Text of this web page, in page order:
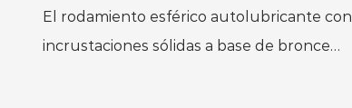
El rodamiento esférico autolubricante con
incrustaciones sólidas a base de bronce